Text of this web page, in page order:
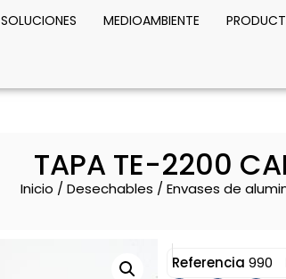
SOLUCIONES MEDIOAMBIENTE
TAPA TE-2200
Inicio / Desechables / Envases de
Referencia 990